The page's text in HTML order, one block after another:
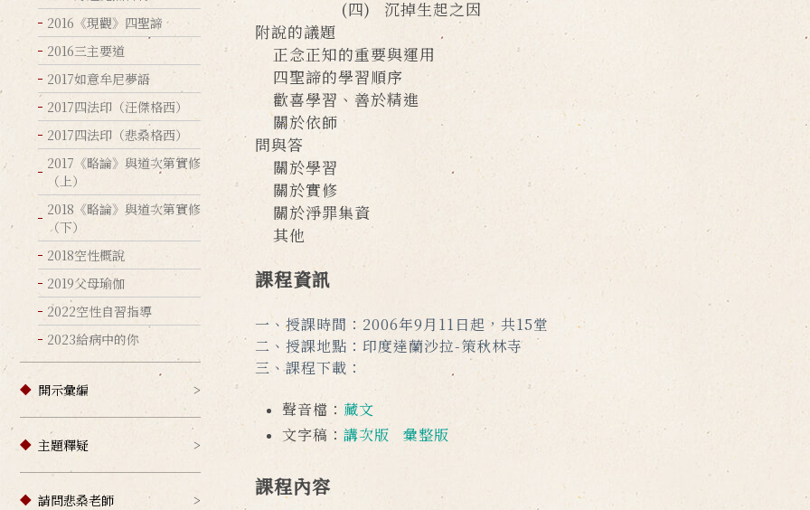
2016《現觀》四聖諦
2016三主要道
2017如意牟尼夢語
2017四法印（汪傑格西）
2017四法印（悲桑格西）
2017《略論》與道次第實修
（上）
2018《略論》與道次第實修
（下）
2018空性概說
2019父母瑜伽
2022空性自習指導
2023給病中的你
開示彙編
主題釋疑
請問悲桑老師
(四) 沉掉生起之因
附說的議題
正念正知的重要與運用
四聖諦的學習順序
歡喜學習、善於精進
關於依師
問與答
關於學習
關於實修
關於淨罪集資
其他
課程資訊
一、授課時間：2006年9月11日起，共15堂
二、授課地點：印度達蘭沙拉-策秋林寺
三、課程下載：
聲音檔： 藏文
文字稿： 講次版 彙整版
課程內容